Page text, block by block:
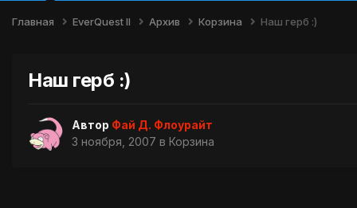
Главная EverQuest II Архив Корзина Наш герб :)
Наш герб :)
Автор Фай Д. Флоурайт
3 ноября, 2007 в Корзина